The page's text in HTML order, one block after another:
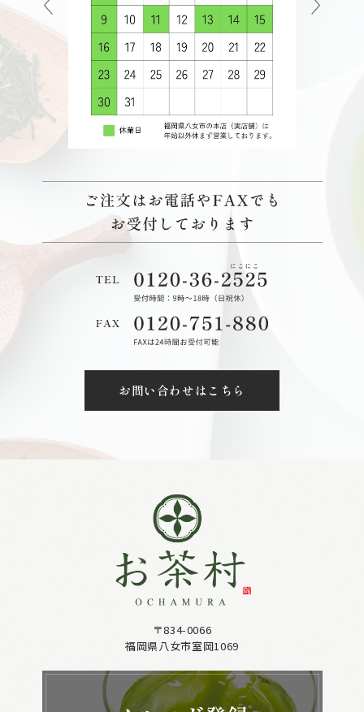
お問い合わせはこちら
〒834-0066
福岡県八女市室岡1069